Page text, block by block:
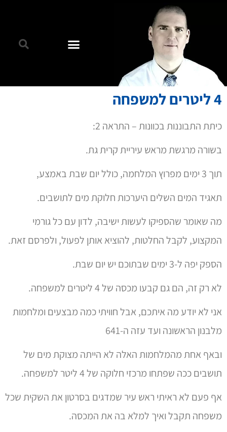
4 ליטרים למשפחה
כיתת התבוננות בכוונות – התראה 2:
בשורה מרגשת מראש עיריית קרית גת.
תוך 3 ימים מפרוץ המלחמה, כולל יום שבת באמצע,
תאגיד המים השלים היערכות חלוקת מים לתושבים.
מה שאומר שהספיקו לעשות ישיבה, לדון עם כל גורמי
המקצוע, לקבל החלטות, להוציא אותן לפעול, ולפרסם זאת.
הספק יפה ל-3 ימים שבתוכם יש יום שבת.
לא רק זה, הם גם קבעו מכסה של 4 ליטרים למשפחה.
אני לא יודע מה איתכם, אבל חוויתי כמה מבצעים ומלחמות
מלבנון הראשונה ועד עזה ה-641
ובאף אחת מהמלחמות האלה לא הייתה מצוקת מים של
תושבים ככה שפתחו מרכזי חלוקה של 4 ליטר למשפחה.
אף פעם לא ראיתי ראש עיר שמדגים בסרטון את השקית שכל
משפחה תקבל ואיך למלא בה את המכסה.